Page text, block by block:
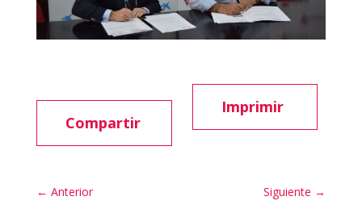
Compartir
Imprimir
← Anterior Siguiente →